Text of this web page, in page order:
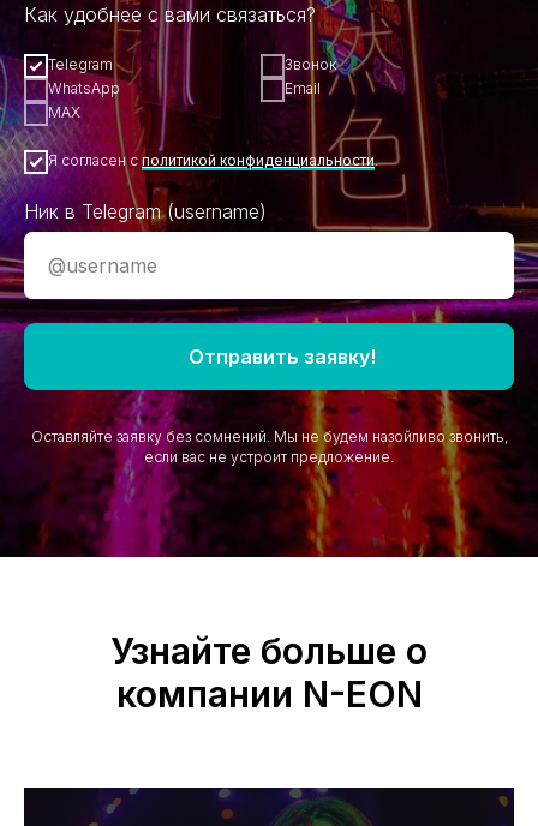
Как удобнее с вами связаться?
Telegram
Звонок
WhatsApp
Email
MAX
Я согласен с политикой конфиденциальности.
Ник в Telegram (username)
Отправить заявку!
Оставляйте заявку без сомнений. Мы не будем назойливо звонить,
если вас не устроит предложение.
Узнайте больше о
компании N-EON